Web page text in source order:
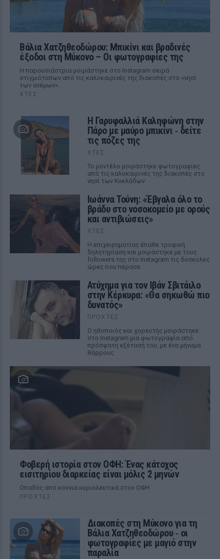
Βάλια Χατζηθεοδώρου: Μπικίνι και βραδινές
έξοδοι στη Μύκονο – Οι φωτογραφίες της
Η παρουσιάστρια μοιράστηκε στο Instagram σειρά
στιγμιότυπων από τις καλοκαιρινές της διακοπές στο «νησί
των ανέμων».
ΧΤΕΣ
Η Γαρυφαλλιά Καληφώνη στην
Πάρο με μαύρο μπικίνι ‑ δείτε
τις πόζες της
ΧΤΕΣ
Το μοντέλο μοιράστηκε φωτογραφίες
από τις καλοκαιρινές της διακοπές στο
νησί των Κυκλάδων
Ιωάννα Τούνη: «Έβγαλα όλο το
βράδυ στο νοσοκομείο με ορούς
και αντιβιώσεις»
ΧΤΕΣ
Η επιχειρηματίας έπαθε τροφική
δηλητηρίαση και μοιράστηκε με τους
followers της στο Instagram τις δύσκολες
ώρες που πέρασε.
Ατύχημα για τον Ιβάν Σβιτάιλο
στην Κέρκυρα: «Θα σηκωθώ πιο
δυνατός»
ΠΡΟΧΤΈΣ
Ο ηθοποιός και χορευτής μοιράστηκε
στο Instagram μια φωτογραφία από
πρόσφατη εξέτασή του, με ένα μήνυμα
θάρρους
Φοβερή ιστορία στον ΟΦΗ: Ένας κάτοχος
εισιτηρίου διαρκείας είναι μόλις 2 μηνών
Οπαδός από κούνια κυριολεκτικά στον ΟΦΗ
ΠΡΟΧΤΈΣ
Διακοπές στη Μύκονο για τη
Βάλια Χατζηθεοδώρου ‑ οι
φωτογραφίες με μαγιό στην
παραλία